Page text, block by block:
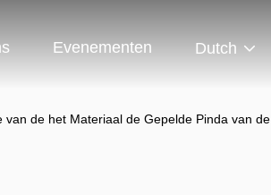
Evenementen Dutch
de het Materiaal de Gepelde Pinda van de